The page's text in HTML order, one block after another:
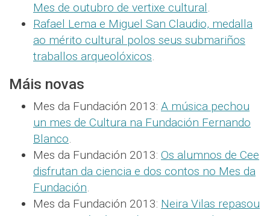
Mes de outubro de vertixe cultural.
Rafael Lema e Miguel San Claudio, medalla
ao mérito cultural polos seus submariños
traballos arqueolóxicos.
Máis novas
Mes da Fundación 2013: A música pechou
un mes de Cultura na Fundación Fernando
Blanco.
Mes da Fundación 2013: Os alumnos de Cee
disfrutan da ciencia e dos contos no Mes da
Fundación.
Mes da Fundación 2013: Neira Vilas repasou